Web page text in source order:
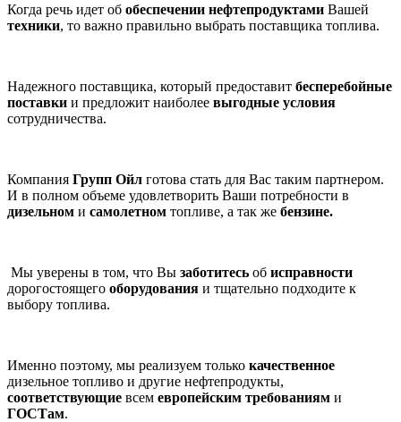
Когда речь идет об обеспечении нефтепродуктами Вашей
техники, то важно правильно выбрать поставщика топлива.
Надежного поставщика, который предоставит бесперебойные
поставки и предложит наиболее выгодные условия
сотрудничества.
Компания Групп Ойл готова стать для Вас таким партнером.
И в полном объеме удовлетворить Ваши потребности в
дизельном и самолетном топливе, а так же бензине.
Мы уверены в том, что Вы заботитесь об исправности
дорогостоящего оборудования и тщательно подходите к
выбору топлива.
Именно поэтому, мы реализуем только качественное
дизельное топливо и другие нефтепродукты,
соответствующие всем европейским требованиям и
ГОСТам.